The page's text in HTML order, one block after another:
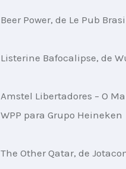
Beer Power, de Le Pub
Listerine Bafocalipse, de
Amstel Libertadores – O
WPP para Grupo Heineken
The Other Qatar, de